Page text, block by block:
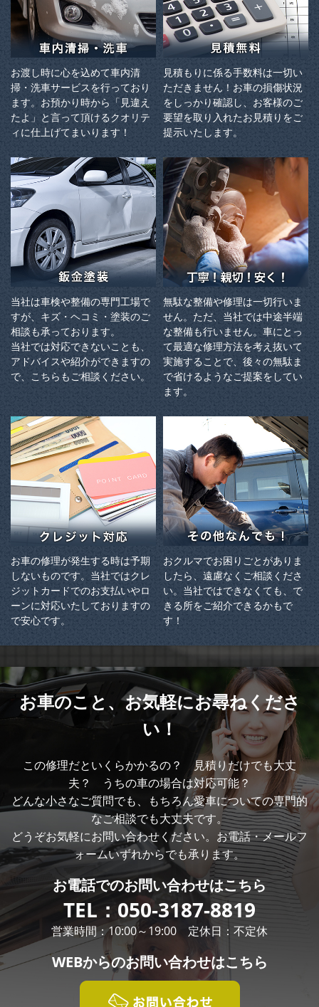
お渡し時に心を込めて車内清
掃・洗車サービスを行っており
ます。お預かり時から「見違え
たよ」と言って頂けるクオリテ
ィに仕上げてまいります！
見積もりに係る手数料は一切い
ただきません！お車の損傷状況
をしっかり確認し、お客様のご
要望を取り入れたお見積りをご
提示いたします。
当社は車検や整備の専門工場で
すが、キズ・ヘコミ・塗装のご
相談も承っております。
当社では対応できないことも、
アドバイスや紹介ができますの
で、こちらもご相談ください。
無駄な整備や修理は一切行いま
せん。ただ、当社では中途半端
な整備も行いません。車にとっ
て最適な修理方法を考え抜いて
実施することで、後々の無駄ま
で省けるようなご提案をしてい
ます。
お車の修理が発生する時は予期
しないものです。当社ではクレ
ジットカードでのお支払いやロ
ーンに対応いたしておりますの
で安心です。
おクルマでお困りごとがありま
したら、遠慮なくご相談くださ
い。当社ではできなくても、で
きる所をご紹介できるかもで
す！
お車のこと、お気軽にお尋ねくださ
い！
この修理だといくらかかるの？ 見積りだけでも大丈
夫？ うちの車の場合は対応可能？
どんな小さなご質問でも、もちろん愛車についての専門的
なご相談でも大丈夫です。
どうぞお気軽にお問い合わせください。お電話・メールフ
ォームいずれからでも承ります。
お電話でのお問い合わせはこちら
TEL： 050-3187-8819
営業時間：10:00～19:00 定休日：不定休
WEBからのお問い合わせはこちら